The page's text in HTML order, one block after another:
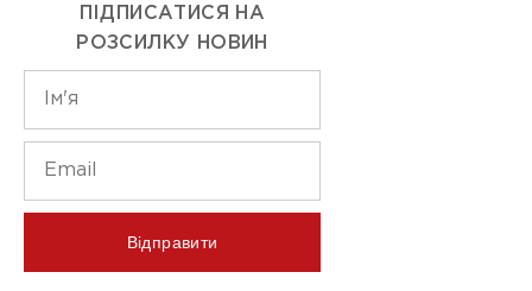
ПІДПИСАТИСЯ НА
РОЗСИЛКУ НОВИН
Відправити